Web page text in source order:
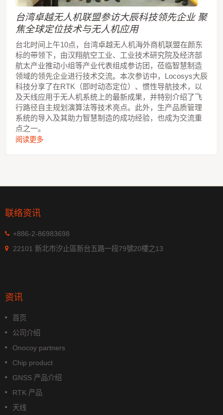
台湾卓越无人机联盟参访大辰科技领先企业 聚
焦全球定位技术与无人机应用
台北时间上午10点，台湾卓越无人机海外商机联盟在颜东
标的带领下，由汉翔航空工业、工业技术研究院及经济部
航太产业推动小组等产业代表组成参访团，莅临智慧制造
领域的领先企业进行技术交流。本次参访中，Locosys大辰
科技分享了在RTK（即时动态定位）、惯性导航技术，以
及天线应用于无人机系统上的最新成果，并特别介绍了飞
行路径自主规划演算法等技术亮点。此外，生产品质管理
系统的导入及其助力智慧制造的成功经验，也成为交流重
点之一。
阅读更多
联络资讯
+886-2-86983698
22101 新北市汐止區新台五路一段79號20樓之13
资讯
首页
公司介绍
Onocoy partners
Chip product
GNSS 产品介绍
RTK 产品
天线